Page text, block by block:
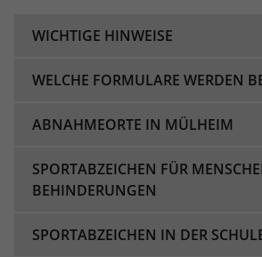
WICHTIGE HINWEISE
WELCHE FORMULARE WERDEN
ABNAHMEORTE IN MÜLHEIM
SPORTABZEICHEN FÜR
BEHINDERUNGEN
SPORTABZEICHEN IN DER
umfassen die Anzahl
Seiten in
Anbieter Google Analytics